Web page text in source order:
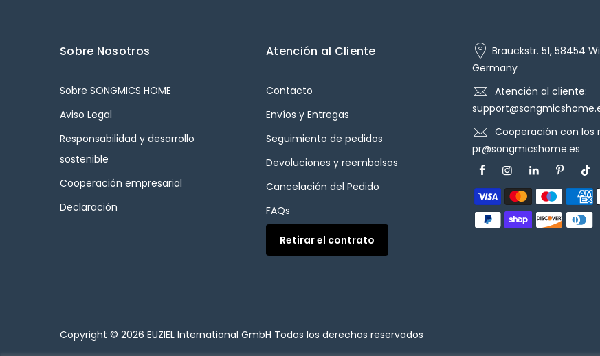
Sobre Nosotros
Sobre SONGMICS HOME
Aviso Legal
Responsabilidad y desarrollo
sostenible
Cooperación empresarial
Declaración
Atención al Cliente
Contacto
Envíos y Entregas
Seguimiento de pedidos
Devoluciones y reembolsos
Cancelación del Pedido
FAQs
Retirar el contrato
Brauckstr. 51, 58454
Germany
Atención al cliente:
Cooperación con los
pr@songmicshome.es
Copyright © 2026 EUZIEL International GmbH Todos los derechos reservados